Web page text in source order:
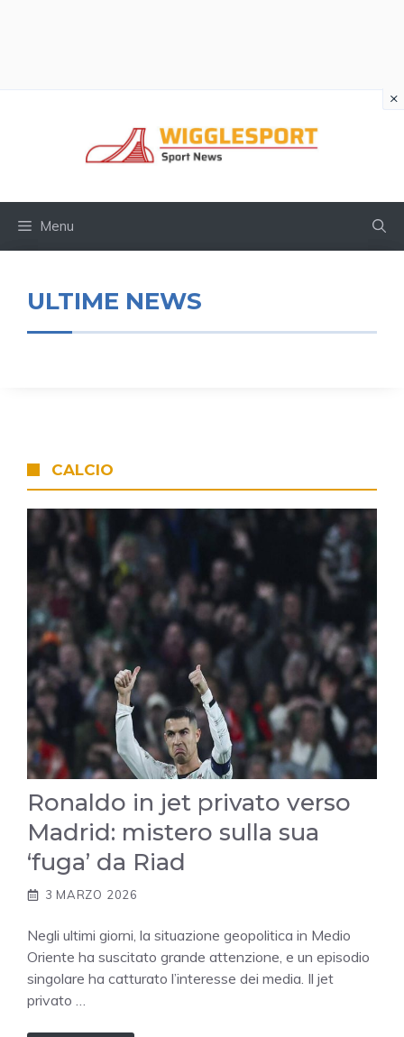
Menu
ULTIME NEWS
CALCIO
Ronaldo in jet privato verso
Madrid: mistero sulla sua
‘fuga’ da Riad
3 MARZO 2026
Negli ultimi giorni, la situazione geopolitica in Medio
Oriente ha suscitato grande attenzione, e un episodio
singolare ha catturato l’interesse dei media. Il jet
privato …
×